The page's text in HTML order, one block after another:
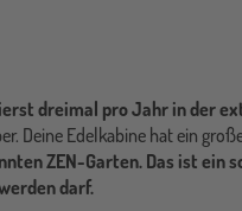
dreimal pro Jahr in der
Deine Edelkabine hat ein
ZEN-Garten. Das ist ein
darf.